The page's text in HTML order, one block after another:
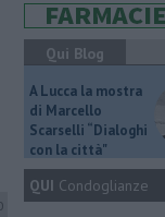
Qui Blog
A Lucca la mostra
di Marcello
Scarselli “Dialoghi
con la città"
QUI Condoglianze